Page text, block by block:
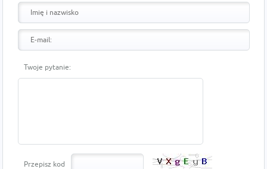
Twoje pytanie:
Przepisz kod